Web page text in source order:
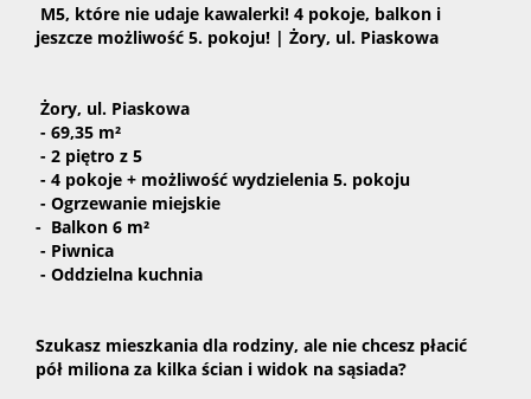
M5, które nie udaje kawalerki! 4 pokoje, balkon i
jeszcze możliwość 5. pokoju! | Żory, ul. Piaskowa
Żory, ul. Piaskowa
- 69,35 m²
- 2 piętro z 5
- 4 pokoje + możliwość wydzielenia 5. pokoju
- Ogrzewanie miejskie
- Balkon 6 m²
- Piwnica
- Oddzielna kuchnia
Szukasz mieszkania dla rodziny, ale nie chcesz płacić
pół miliona za kilka ścian i widok na sąsiada?